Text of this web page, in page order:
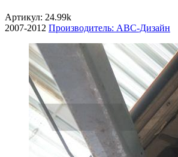
Артикул: 24.99k
2007-2012 Производитель: ABC-Дизайн